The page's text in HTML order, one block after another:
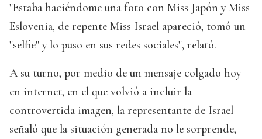
"Estaba haciéndome una foto con Miss Japón y Miss
Eslovenia, de repente Miss Israel apareció, tomó un
"selfie" y lo puso en sus redes sociales", relató.
A su turno, por medio de un mensaje colgado hoy
en internet, en el que volvió a incluir la
controvertida imagen, la representante de Israel
señaló que la situación generada no le sorprende,